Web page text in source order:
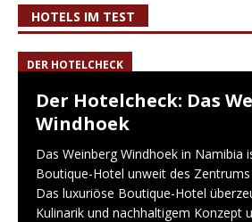
HOTELS IM TEST
DER HOTELCHECK
Der Hotelcheck: Das
Windhoek
Das Weinberg Windhoek in Namibia
Boutique-Hotel unweit des
Das luxuriöse Boutique-Hotel
Kulinarik und nachhaltigem Konzept